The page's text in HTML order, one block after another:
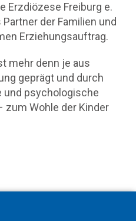
Erzdiözese Freiburg e.
der Familien und
Erziehungsauftrag.
mehr denn je aus
geprägt und durch
und psychologische
Wohle der Kinder